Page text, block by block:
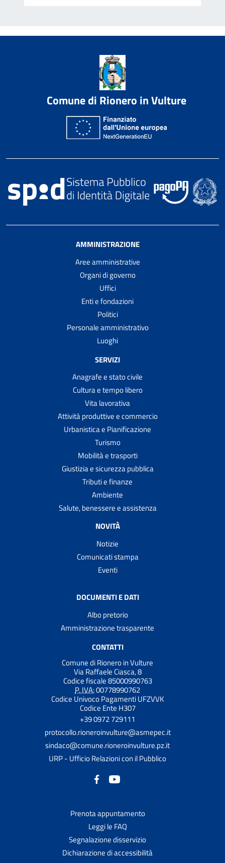
Comune di Rionero in Vulture
AMMINISTRAZIONE
Aree amministrative
Organi di governo
Uffici
Enti e fondazioni
Politici
Personale amministrativo
Luoghi
SERVIZI
Anagrafe e stato civile
Cultura e tempo libero
Vita lavorativa
Attività produttive e commercio
Urbanistica e Pianificazione
Turismo
Mobilità e trasporti
Giustizia e sicurezza pubblica
Tributi e finanze
Ambiente
Salute, benessere e assistenza
NOVITÀ
Notizie
Comunicati stampa
Eventi
DOCUMENTI E DATI
Albo pretorio
Amministrazione trasparente
CONTATTI
Comune di Rionero in Vulture
Via Raffaele Ciasca, 8
Codice fiscale 85000990763
P. IVA:00778990762
Codice Univoco Pagamenti UFZVVK
Codice Ente H307
+39 0972 729111
protocollo.rioneroinvulture@asmepec.it
sindaco@comune.rioneroinvulture.pz.it
URP - Ufficio Relazioni con il Pubblico
Prenota appuntamento
Leggi le FAQ
Segnalazione disservizio
Dichiarazione di accessibilità